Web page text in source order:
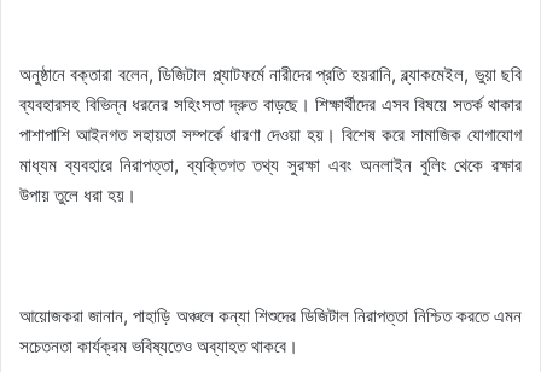
অনুষ্ঠানে বক্তারা বলেন, ডিজিটাল প্ল্যাটফর্মে নারীদের প্রতি হয়রানি, ব্ল্যাকমেইল, ভুয়া ছবি
ব্যবহারসহ বিভিন্ন ধরনের সহিংসতা দ্রুত বাড়ছে। শিক্ষার্থীদের এসব বিষয়ে সতর্ক থাকার
পাশাপাশি আইনগত সহায়তা সম্পর্কে ধারণা দেওয়া হয়। বিশেষ করে সামাজিক যোগাযোগ
মাধ্যম ব্যবহারে নিরাপত্তা, ব্যক্তিগত তথ্য সুরক্ষা এবং অনলাইন বুলিং থেকে রক্ষার
উপায় তুলে ধরা হয়।
আয়োজকরা জানান, পাহাড়ি অঞ্চলে কন্যা শিশুদের ডিজিটাল নিরাপত্তা নিশ্চিত করতে এমন
সচেতনতা কার্যক্রম ভবিষ্যতেও অব্যাহত থাকবে।